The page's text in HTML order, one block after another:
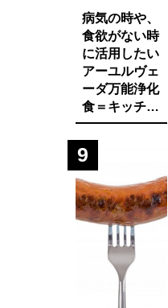
病気の時や、
食欲がない時
に活用したい
アーユルヴェ
ーダ万能浄化
食＝キッチャ
リーの作り方
9